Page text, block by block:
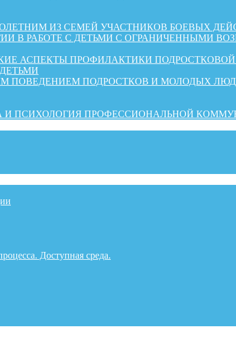
ИЗ СЕМЕЙ УЧАСТНИКОВ БОЕВЫХ
В РАБОТЕ С ДЕТЬМИ С ОГРАНИЧЕННЫМИ
АСПЕКТЫ ПРОФИЛАКТИКИ
ПОВЕДЕНИЕМ ПОДРОСТКОВ И МОЛОДЫХ
И ПСИХОЛОГИЯ ПРОФЕССИОНАЛЬНОЙ
Доступная среда.